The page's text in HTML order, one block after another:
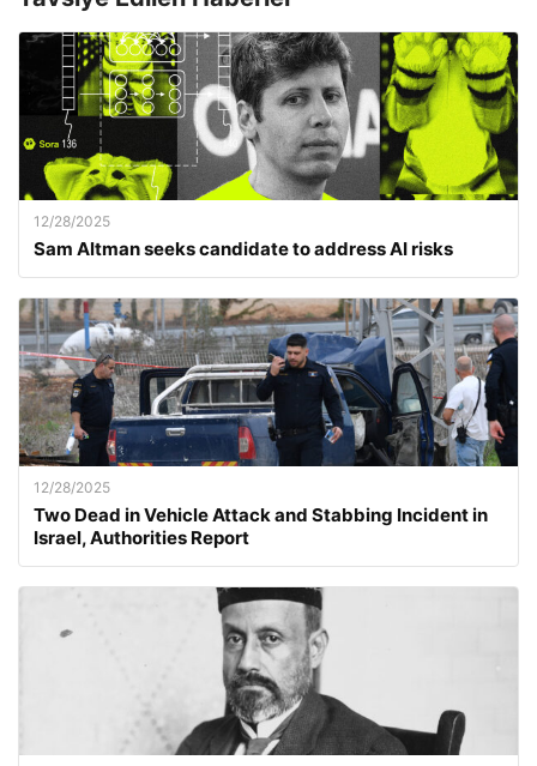
12/28/2025
Sam Altman seeks candidate to address AI risks
12/28/2025
Two Dead in Vehicle Attack and Stabbing Incident in
Israel, Authorities Report